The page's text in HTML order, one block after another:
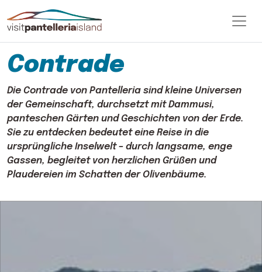
Contrade
Die Contrade von Pantelleria sind kleine Universen
der Gemeinschaft, durchsetzt mit Dammusi,
panteschen Gärten und Geschichten von der Erde.
Sie zu entdecken bedeutet eine Reise in die
ursprüngliche Inselwelt – durch langsame, enge
Gassen, begleitet von herzlichen Grüßen und
Plaudereien im Schatten der Olivenbäume.